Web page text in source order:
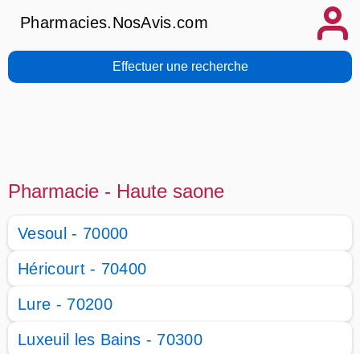
Pharmacies.NosAvis.com
Effectuer une recherche
Pharmacie - Haute saone
Vesoul - 70000
Héricourt - 70400
Lure - 70200
Luxeuil les Bains - 70300